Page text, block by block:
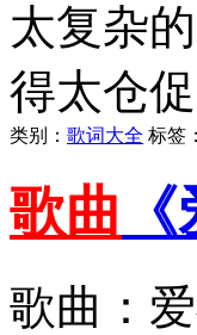
太复杂
得太仓
类别： 歌词大全 标签：
歌曲
歌曲：